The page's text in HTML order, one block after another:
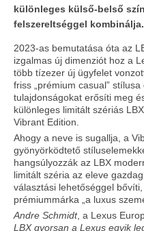
különleges külső-belső
felszereltséggel kombinálja.
2023-as bemutatása óta az
izgalmas új dimenziót hoz a
több tízezer új ügyfelet
friss „prémium casual”
tulajdonságokat erősíti meg
különleges limitált szériás
Vibrant Edition.
Ahogy a neve is sugallja, a
gyönyörködtető
hangsúlyozzák az LBX
limitált széria az eleve
választási lehetőséggel
prémiummárka „a luxus
Andre Schmidt, a Lexus
LBX gyorsan a Lexus egyik